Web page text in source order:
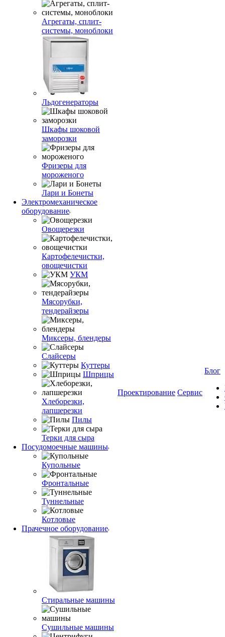
Агрегаты, сплит-
системы, моноблоки
Льдогенераторы
Шкафы шоковой
заморозки
Фризеры для
мороженого
Лари и Бонеты
Электромеханическое
оборудование
Овощерезки
Картофелечистки,
овощечистки
УКМ
Мясорубки,
тендерайзеры
Миксеры, блендеры
Слайсеры
Куттеры
Шприцы
Хлеборезки,
лапшерезки
Пилы
Терки для сыра
Посудомоечные машины
Купольные
Фронтальные
Туннельные
Котловые
Прачечное оборудование
Стиральные машины
Сушильные машины
Проектирование Сервис
Блог